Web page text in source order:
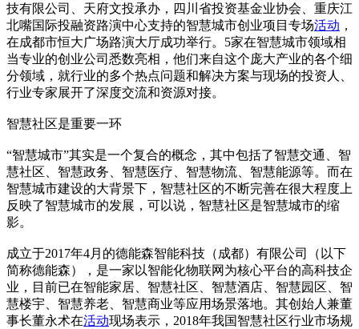
技有限公司、天府文投承办，四川省投资基金业协会、重庆江
北嘴国际投融资路演中心支持的智慧城市创业项目专场活动 ，
在成都市恒大广场路演大厅成功举行。5家在智慧城市领域相
当专业的创业公司悉数亮相，他们来自这个庞大产业的各个细
分领域，就行业的多个热点问题和解决方案与现场的投资人、
行业专家展开了深度交流和资源对接。
智慧社区是重要一环
“智慧城市”其实是一个复合的概念，其中包括了智慧交通、智
慧社区、智慧政务、智慧医疗、智慧物流、智慧能源等。而在
智慧城市建设的大背景下，智慧社区的不断完善在很大程度上
反映了智慧城市的发展，可以说，智慧社区是智慧城市的缩
影。
成立于2017年4月的德能森智能科技（成都）有限公司（以下
简称德能森），是一家以智能化物联网为核心平台的高科技企
业，目前已在智能家居、智慧社区、智慧酒店、智慧园区、智
慧楼宇、智慧养老、智慧商业等应用场景落地。其创始人兼董
事长董永术在活动现场表示，2018年我国智慧社区行业市场规